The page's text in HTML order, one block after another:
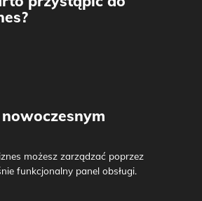
możesz zarządzać poprzez
funkcjonalny panel obsługi.